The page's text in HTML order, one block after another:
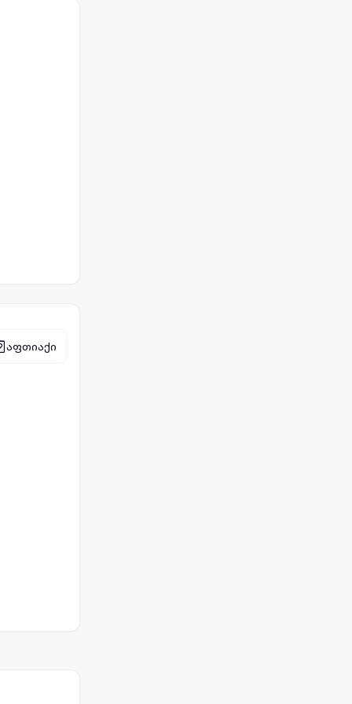
აფთიაქი